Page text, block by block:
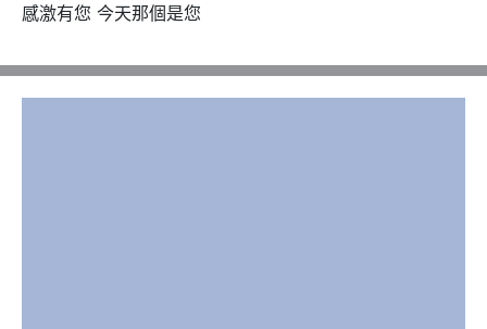
感激有您 今天那個是您